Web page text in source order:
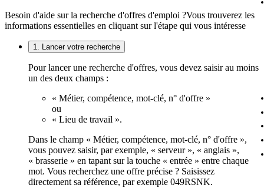
Besoin d'aide sur la recherche d'offres d'emploi ?Vous trouverez les
informations essentielles en cliquant sur l'étape qui vous intéresse
1. Lancer votre recherche
Pour lancer une recherche d'offres, vous devez saisir au moins
un des deux champs :
« Métier, compétence, mot-clé, n° d'offre »
ou
« Lieu de travail ».
Dans le champ « Métier, compétence, mot-clé, n° d'offre »,
vous pouvez saisir, par exemple, « serveur », « anglais »,
« brasserie » en tapant sur la touche « entrée » entre chaque
mot. Vous recherchez une offre précise ? Saisissez
directement sa référence, par exemple 049RSNK.